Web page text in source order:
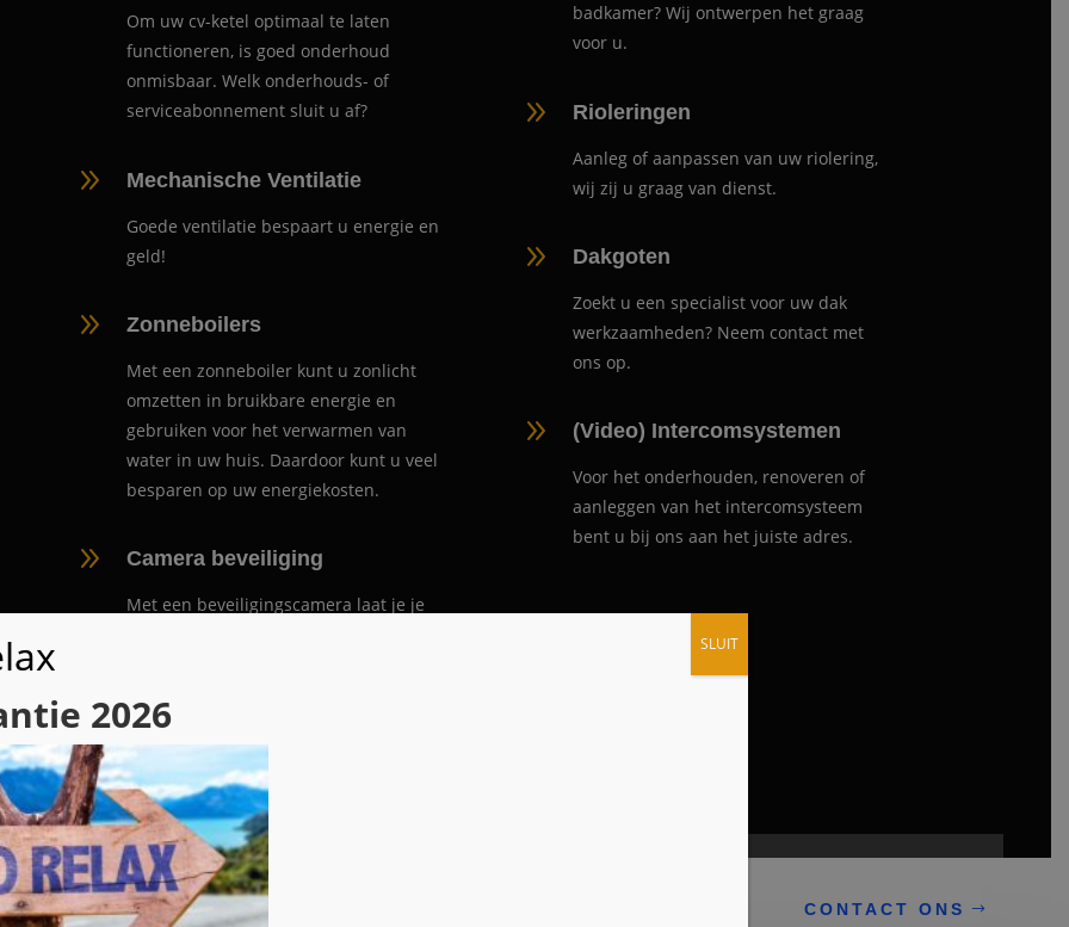
Om uw cv-ketel optimaal te laten
functioneren, is goed onderhoud
onmisbaar. Welk onderhouds- of
serviceabonnement sluit u af?
9 Mechanische Ventilatie
Goede ventilatie bespaart u energie en
geld!
9 Zonneboilers
Met een zonneboiler kunt u zonlicht
omzetten in bruikbare energie en
gebruiken voor het verwarmen van
water in uw huis. Daardoor kunt u veel
besparen op uw energiekosten.
9 Camera beveiliging
Met een beveiligingscamera laat je je
badkamer? Wij ontwerpen het graag
voor u.
9 Rioleringen
Aanleg of aanpassen van uw riolering,
wij zij u graag van dienst.
9 Dakgoten
Zoekt u een specialist voor uw dak
werkzaamheden? Neem contact met
ons op.
9 (Video) Intercomsystemen
Voor het onderhouden, renoveren of
aanleggen van het intercomsysteem
bent u bij ons aan het juiste adres.
CONTACT ONS
2026
SLUIT